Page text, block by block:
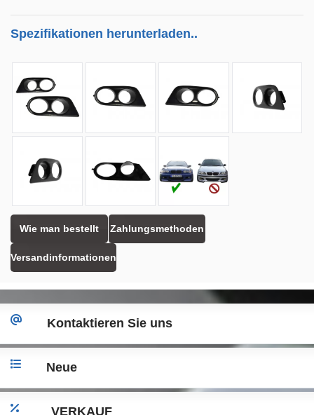
Spezifikationen herunterladen..
Wie man bestellt Zahlungsmethoden
Versandinformationen
Kontaktieren Sie uns
Neue
VERKAUF